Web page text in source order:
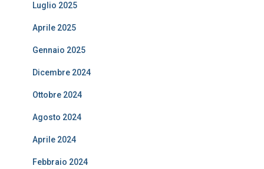
Luglio 2025
Aprile 2025
Gennaio 2025
Dicembre 2024
Ottobre 2024
Agosto 2024
Aprile 2024
Febbraio 2024